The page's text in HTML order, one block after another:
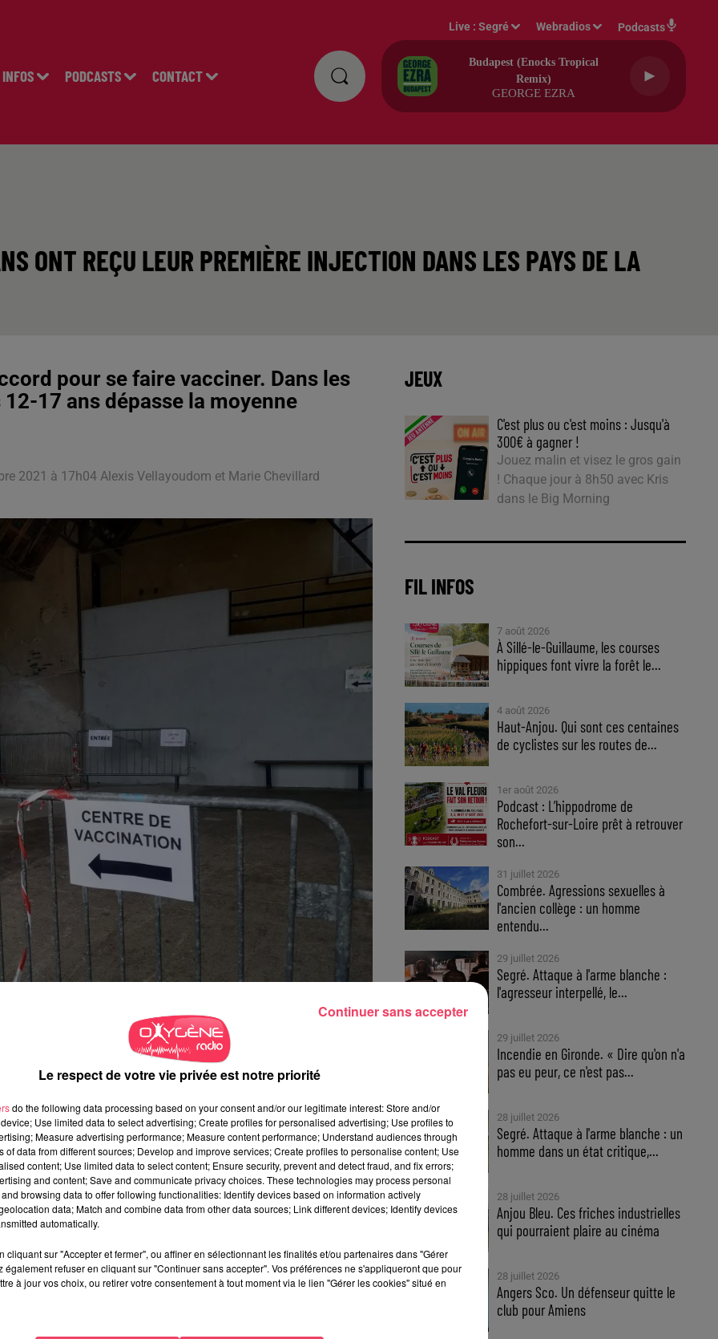
INFOS PODCASTS CONTACT
Live :Segré Webradios Podcasts
Budapest (enocks Tropical
Remix)
GEORGE EZRA
ONT REÇU LEUR PREMIÈRE INJECTION DANS LES PAYS DE LA
pour se faire vacciner. Dans les
17 ans dépasse la moyenne
2021 à 17h04 Alexis Vellayoudom et Marie Chevillard
Région.C'est 12 points de plus que la moyenne nationale où
pour l’ARS et le rectorat, qui veulent accélérer le mouvement.
d'un des deux parents ou du représentant légal de
du public que du privé, ont donné leurs accords pour le
il est possible pour tous de se manifester", explique l'Agence
première dose. 50.5 % ont une vaccination complète.
52,5 % ont une vaccination complète.
JEUX
C'est plus ou c'est moins : Jusqu'à
300€ à gagner !
Jouez malin et visez le gros gain
! Chaque jour à 8h50 avec Kris
dans le Big Morning
FIL INFOS
7 août 2026
À Sillé-le-Guillaume, les courses
hippiques font vivre la forêt le...
4 août 2026
Haut-Anjou. Qui sont ces centaines
de cyclistes sur les routes de...
1er août 2026
Podcast : L’hippodrome de
Rochefort-sur-Loire prêt à retrouver
son...
31 juillet 2026
Combrée. Agressions sexuelles à
l'ancien collège : un homme
entendu...
29 juillet 2026
Segré. Attaque à l'arme blanche :
l'agresseur interpellé, le...
29 juillet 2026
Incendie en Gironde. « Dire qu'on n'a
pas eu peur, ce n'est pas...
28 juillet 2026
Segré. Attaque à l'arme blanche : un
homme dans un état critique,...
28 juillet 2026
Anjou Bleu. Ces friches industrielles
qui pourraient plaire au cinéma
28 juillet 2026
Angers Sco. Un défenseur quitte le
club pour Amiens
Le respect de votre vie privée est notre priorité
do the following data processing based on your consent and/or our legitimate interest: Store and/or
Use limited data to select advertising; Create profiles for personalised advertising; Use profiles to
Measure advertising performance; Measure content performance; Understand audiences through
of data from different sources; Develop and improve services; Create profiles to personalise content; Use
content; Use limited data to select content; Ensure security, prevent and detect fraud, and fix errors;
and content; Save and communicate privacy choices. These technologies may process personal
browsing data to offer following functionalities: Identify devices based on information actively
data; Match and combine data from other data sources; Link different devices; Identify devices
automatically.
cliquant sur "Accepter et fermer", ou affiner en sélectionnant les finalités et/ou partenaires dans "Gérer
également refuser en cliquant sur "Continuer sans accepter". Vos préférences ne s'appliqueront que pour
à jour vos choix, ou retirer votre consentement à tout moment via le lien "Gérer les cookies" situé en
Continuer sans accepter